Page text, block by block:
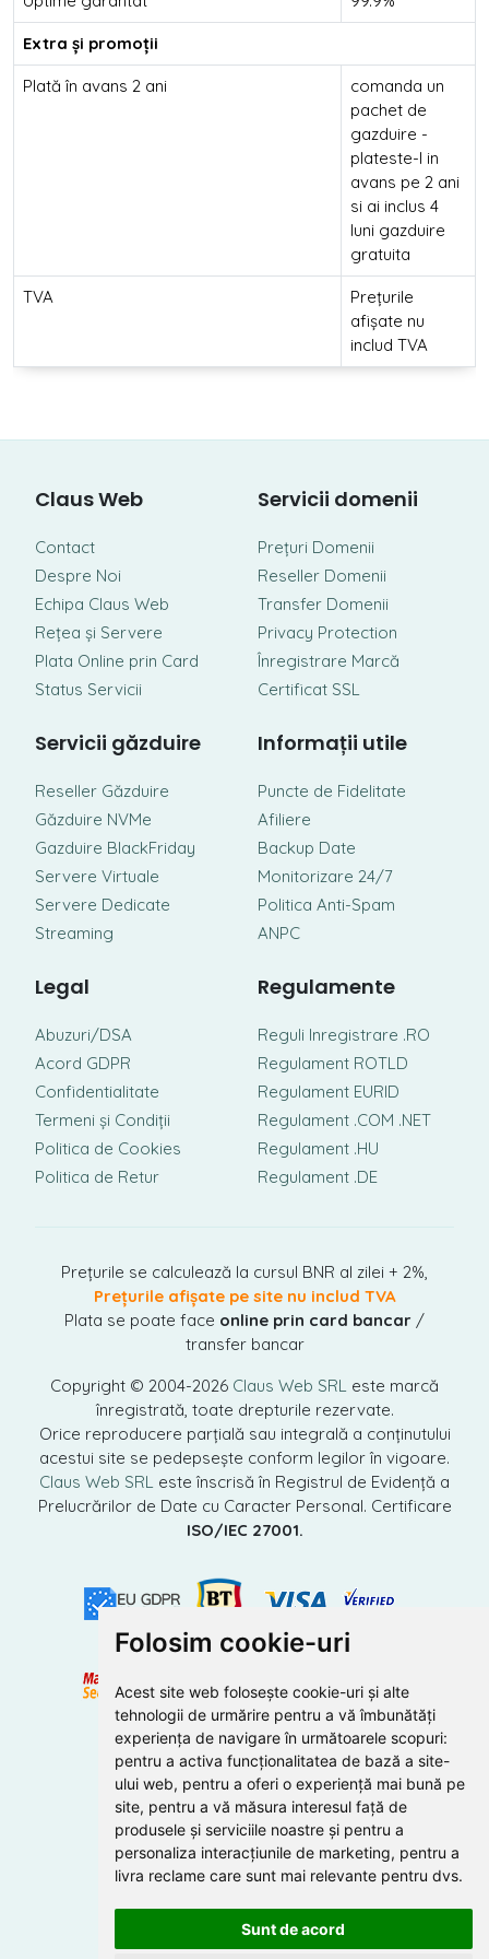
Folosim cookie-uri
Acest site web folosește cookie-uri și alte
tehnologii de urmărire pentru a vă îmbunătăți
experiența de navigare în următoarele scopuri:
pentru a activa funcționalitatea de bază a site-
ului web, pentru a oferi o experiență mai bună pe
site, pentru a vă măsura interesul față de
produsele și serviciile noastre și pentru a
personaliza interacțiunile de marketing, pentru a
livra reclame care sunt mai relevante pentru dvs.
Sunt de acord
Extra și promoții
Plată în avans 2 ani
comanda un
pachet de
gazduire -
plateste-l in
avans pe 2 ani
si ai inclus 4
luni gazduire
gratuita
TVA
Prețurile
afișate nu
includ TVA
Claus Web
Contact
Despre Noi
Echipa Claus Web
Rețea și Servere
Plata Online prin Card
Status Servicii
Servicii domenii
Prețuri Domenii
Reseller Domenii
Transfer Domenii
Privacy Protection
Înregistrare Marcă
Certificat SSL
Servicii găzduire
Reseller Găzduire
Găzduire NVMe
Gazduire BlackFriday
Servere Virtuale
Servere Dedicate
Streaming
Informații utile
Puncte de Fidelitate
Afiliere
Backup Date
Monitorizare 24/7
Politica Anti-Spam
ANPC
Legal
Abuzuri/DSA
Acord GDPR
Confidentialitate
Termeni și Condiții
Politica de Cookies
Politica de Retur
Regulamente
Reguli Inregistrare .RO
Regulament ROTLD
Regulament EURID
Regulament .COM .NET
Regulament .HU
Regulament .DE
Prețurile se calculează la cursul BNR al zilei + 2%,
Prețurile afișate pe site nu includ TVA
Plata se poate face online prin card bancar /
transfer bancar
Copyright © 2004-2026 Claus Web SRL este marcă
înregistrată, toate drepturile rezervate.
Orice reproducere parțială sau integrală a conținutului
acestui site se pedepsește conform legilor în vigoare.
Claus Web SRL este înscrisă în Registrul de Evidență a
Prelucrărilor de Date cu Caracter Personal. Certificare
ISO/IEC 27001.